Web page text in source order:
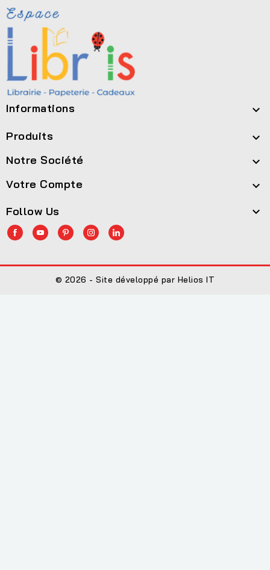
Informations 
Produits 
Notre Société 
Votre Compte 
Follow Us 
© 2026 - Site développé par Helios IT